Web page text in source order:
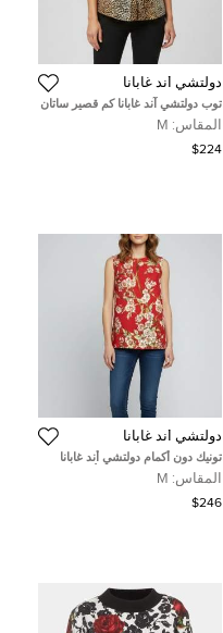
دولتشي أند غابانا
توب دولتشي آند غابانا كم قصير ساتان
بنقشة الفهد البني مقاس وسط
(ميديم)
المقاس: M
$224
دولتشي أند غابانا
تونيك دون أكمام دولتشي أند غابانا
كريب بطبعة زهور الكرز الأحمر مقاس
متوسط (ميديوم)
المقاس: M
$246